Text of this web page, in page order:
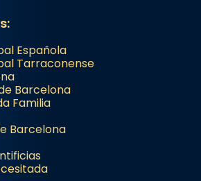
Española
Tarraconense
Barcelona
Familia
Barcelona